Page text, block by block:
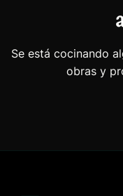
Se está cocinando
obras y